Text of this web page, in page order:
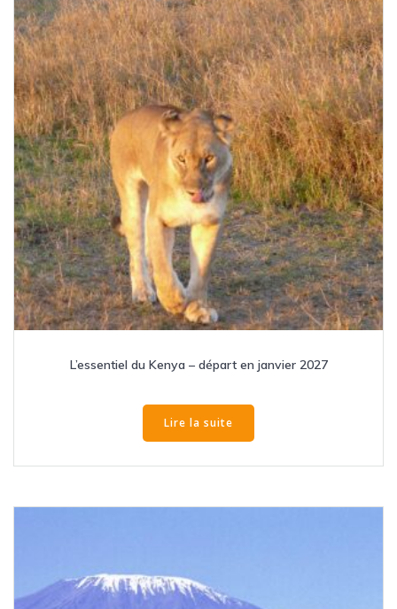
L’essentiel du Kenya – départ en janvier 2027
Lire la suite